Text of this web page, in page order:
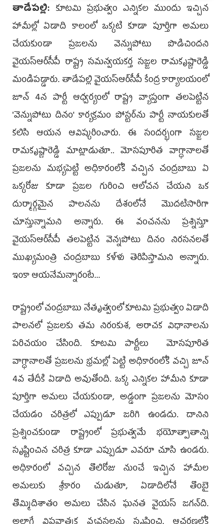
తాడేపల్లి: కూటమి ప్రభుత్వం ఎన్నికల ముందు ఇచ్చిన
హామీల్లో ఏడాది కాలంలో ఒక్కటి కూడా పూర్తిగా అమలు
చేయకుండా ప్రజలను వెన్నుపోటు పొడిచిందని
వైయస్ఆర్‌సీపీ రాష్ట్ర సమన్వయకర్త సజ్జల రామకృష్ణారెడ్డి
మండిపడ్డారు. తాడేపల్లి వైయస్ఆర్‌సీపీ కేంద్ర కార్యాలయంలో
జూన్ 4న పార్టీ ఆధ్వర్యంలో రాష్ట్ర వ్యాప్తంగా తలపెట్టిన
'వెన్నుపోటు దినం' కార్యక్రమం పోస్టర్‌ను పార్టీ నాయకులతో
కలిసి ఆయన ఆవిష్కరించారు. ఈ సందర్భంగా సజ్జ‌ల
రామ‌కృష్ణారెడ్డి మాట్లాడుతూ.. మోసపూరిత వాగ్ధానాలతో
ప్రజలను మభ్యపెట్టి అధికారంలోకి వచ్చిన చంద్రబాబు ఏ
ఒక్కరోజు కూడా ప్రజల గురించి ఆలోచన చేయని ఒక
దుర్మార్గమైన పాలనను దేశంలోనే మొదటిసారిగా
చూస్తున్నామని అన్నారు. ఈ వంచనను ప్రశ్నిస్తూ
వైయస్ఆర్‌సీపీ తలపెట్టిన వెన్నపోటు దినం నిరసనలతో
ముఖ్యమంత్రి చంద్రబాబు కళ్ళు తెరిపిస్తామని అన్నారు.
ఇంకా ఆయనేమన్నారంటే...
రాష్ట్రంలో చంద్రబాబు నేతృత్వంలో కూటమి ప్రభుత్వం ఏడాది
పాలనలో ప్రజలకు తమ నిరంకుశ, అరాచక విధానాలను
పరిచయం చేసింది. కూటమి పార్టీలు మోసపూరిత
వాగ్ధానాలతో ప్రజలను భ్రమల్లో పెట్టి అధికారంలోకి వచ్చి జూన్
4వ తేదీకి ఏడాది అవుతోంది. ఒక్క ఎన్నికల హామీని కూడా
పూర్తిగా అమలు చేయకుండా, అడ్డంగా ప్రజలను మోసం
చేయడం చరిత్రలో ఎప్పుడూ జరిగి ఉండదు. దానిని
ప్రశ్నించకుండా రాష్ట్రంలో ప్రభుత్వమే భయోత్పాతాన్ని
సృష్టించిన చరిత్ర కూడా ఎప్పుడూ ఎవరూ చూసి ఉండరు.
అధికారంలో వచ్చిన తొలిరోజు నుంచే ఇచ్చిన హామీల
అమలుకు శ్రీకారం చుడుతూ, ఏడాదిలోనే తొంబై
తొమ్మిదిశాతం అమలు చేసిన ఘనత వైయస్ జగన్‌ది.